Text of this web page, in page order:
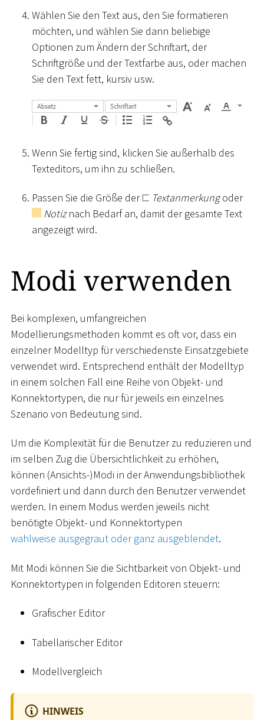
Wählen Sie den Text aus, den Sie formatieren
möchten, und wählen Sie dann beliebige
Optionen zum Ändern der Schriftart, der
Schriftgröße und der Textfarbe aus, oder machen
Sie den Text fett, kursiv usw.
Wenn Sie fertig sind, klicken Sie außerhalb des
Texteditors, um ihn zu schließen.
Passen Sie die Größe der Textanmerkungoder
Notiznach Bedarf an, damit der gesamte Text
angezeigt wird.
Modi verwenden
Bei komplexen, umfangreichen
Modellierungsmethoden kommt es oft vor, dass ein
einzelner Modelltyp für verschiedenste Einsatzgebiete
verwendet wird. Entsprechend enthält der Modelltyp
in einem solchen Fall eine Reihe von Objekt- und
Konnektortypen, die nur für jeweils ein einzelnes
Szenario von Bedeutung sind.
Um die Komplexität für die Benutzer zu reduzieren und
im selben Zug die Übersichtlichkeit zu erhöhen,
können (Ansichts-)Modi in der Anwendungsbibliothek
vordefiniert und dann durch den Benutzer verwendet
werden. In einem Modus werden jeweils nicht
benötigte Objekt- und Konnektortypen
wahlweise ausgegraut oder ganz ausgeblendet.
Mit Modi können Sie die Sichtbarkeit von Objekt- und
Konnektortypen in folgenden Editoren steuern:
Grafischer Editor
Tabellarischer Editor
Modellvergleich
HINWEIS